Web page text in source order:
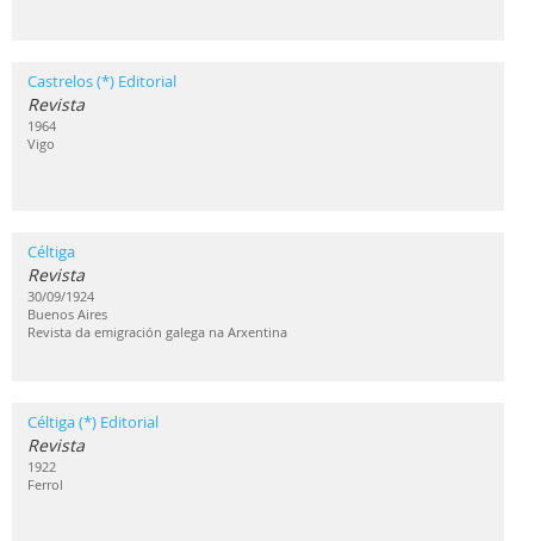
Castrelos (*) Editorial
Revista
1964
Vigo
Céltiga
Revista
30/09/1924
Buenos Aires
Revista da emigración galega na Arxentina
Céltiga (*) Editorial
Revista
1922
Ferrol